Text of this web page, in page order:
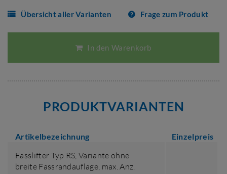
Übersicht aller Varianten Frage zum Produkt
In den Warenkorb
PRODUKTVARIANTEN
Artikelbezeichnung Einzelpreis
Fasslifter Typ RS,Variante ohne
breite Fassrandauflage, max. Anz.